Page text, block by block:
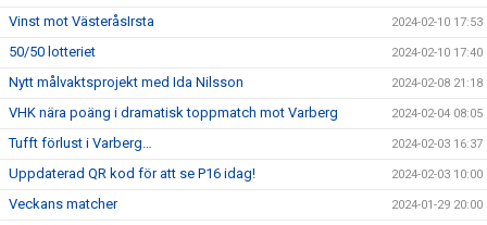
Vinst mot VästeråsIrsta 2024-02-10 17:53
50/50 lotteriet 2024-02-10 17:40
Nytt målvaktsprojekt med Ida Nilsson 2024-02-08 21:18
VHK nära poäng i dramatisk toppmatch mot Varberg 2024-02-04 08:05
Tufft förlust i Varberg… 2024-02-03 16:37
Uppdaterad QR kod för att se P16 idag! 2024-02-03 10:00
Veckans matcher 2024-01-29 20:00